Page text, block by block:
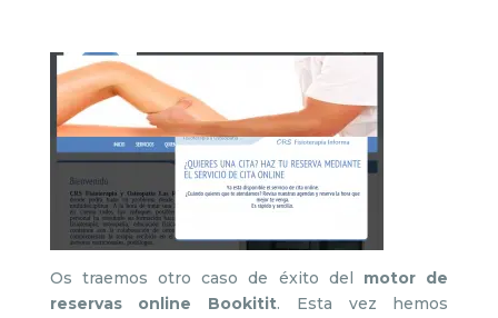
Os traemos otro caso de éxito del motor de
reservas online Bookitit. Esta vez hemos